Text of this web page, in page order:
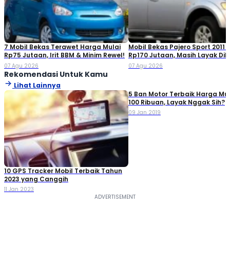
7 Mobil Bekas Terawet Harga Mulai
Rp75 Jutaan, Irit BBM & Minim Rewel!
07 Agu 2026
Mobil Bekas Pajero Sport 2011
Rp170 Jutaan, Masih Layak
07 Agu 2026
Rekomendasi Untuk Kamu
Lihat Lainnya
10 GPS Tracker Mobil Terbaik Tahun
2023 yang Canggih
11 Jan 2023
5 Ban Motor Terbaik Harga
100 Ribuan, Layak Nggak Sih?
09 Jan 2019